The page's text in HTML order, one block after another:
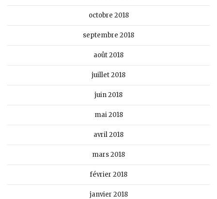
octobre 2018
septembre 2018
août 2018
juillet 2018
juin 2018
mai 2018
avril 2018
mars 2018
février 2018
janvier 2018